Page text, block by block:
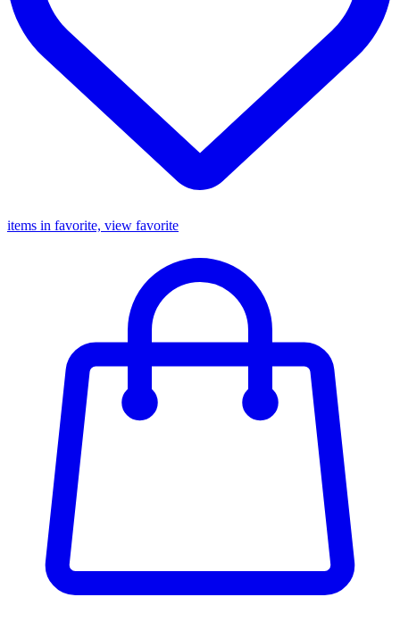
items in favorite, view favorite